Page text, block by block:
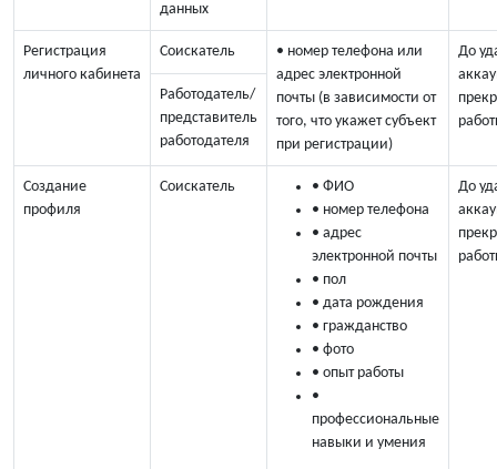
данных
Регистрация
личного кабинета
Соискатель
• номер телефона или
адрес электронной
почты (в зависимости от
того, что укажет субъект
при регистрации)
До
Работодатель/
представитель
работодателя
Создание
профиля
Соискатель
• ФИО
• номер телефона
• адрес
электронной почты
• пол
• дата рождения
• гражданство
• фото
• опыт работы
•
профессиональные
навыки и умения
До